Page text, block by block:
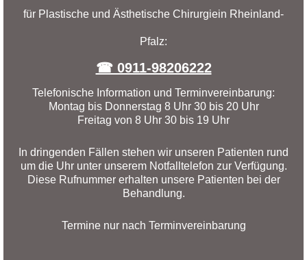
für Plastische und Ästhetische Chirurgiein Rheinland-
Pfalz:
☎ 0911-98206222
Telefonische Information und Terminvereinbarung:
Montag bis Donnerstag 8 Uhr 30 bis 20 Uhr
Freitag von 8 Uhr 30 bis 19 Uhr
In dringenden Fällen stehen wir unseren Patienten rund
um die Uhr unter unserem Notfalltelefon zur Verfügung.
Diese Rufnummer erhalten unsere Patienten bei der
Behandlung.
Termine nur nach Terminvereinbarung